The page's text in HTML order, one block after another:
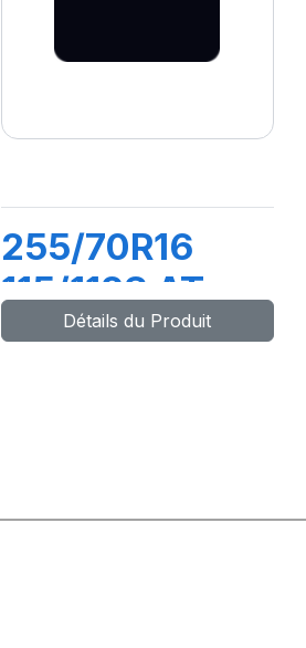
255/70R16
115/112S AT
T/A KO3 LRD
Détails du Produit